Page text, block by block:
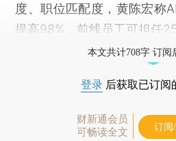
度、职位匹配度，黄陈宏称
提高98%，前线员工可担任
本文共计708字 订阅
登录 后获取已订阅
财新通会员
可畅读全文
订阅